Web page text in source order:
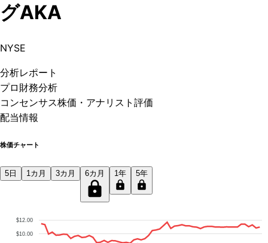
グAKA
NYSE
分析レポート
プロ 財務分析
コンセンサス株価 ・アナリスト評価
配当情報
株価チャート
5日 1カ月 3カ月 6カ月 1年 5年
$12.00
$10.00